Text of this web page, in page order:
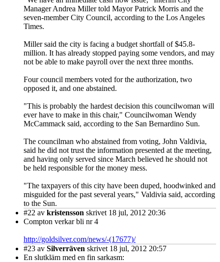
Manager Andrea Miller told Mayor Patrick Morris and the
seven-member City Council, according to the Los Angeles
Times.
Miller said the city is facing a budget shortfall of $45.8-
million. It has already stopped paying some vendors, and may
not be able to make payroll over the next three months.
Four council members voted for the authorization, two
opposed it, and one abstained.
"This is probably the hardest decision this councilwoman will
ever have to make in this chair," Councilwoman Wendy
McCammack said, according to the San Bernardino Sun.
The councilman who abstained from voting, John Valdivia,
said he did not trust the information presented at the meeting,
and having only served since March believed he should not
be held responsible for the money mess.
"The taxpayers of this city have been duped, hoodwinked and
misguided for the past several years," Valdivia said, according
to the Sun.
#22 av kristensson skrivet 18 jul, 2012 20:36
Compton verkar bli nr 4
http://goldsilver.com/news/-(17677)/
#23 av Silverräven skrivet 18 jul, 2012 20:57
En slutkläm med en fin sarkasm: